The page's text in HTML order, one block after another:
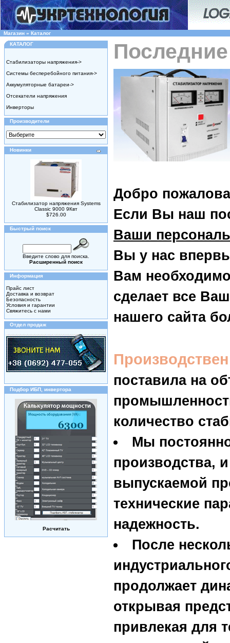
Магазин » Каталог
КАТАЛОГ
Стабилизаторы напряжения->
Системы бесперебойного питания->
Аккумуляторные батареи->
Отсекатели напряжения
Инверторы
Производители
Новинки
Стабилизатор напряжения Systems
Classic 9000 9Квт
$726.00
Быстрый поиск
Введите слово для поиска.
Расширенный поиск
Информация
Прайс лист
Доставка и возврат
Безопасность
Условия и гарантии
Свяжитесь с нами
Отдел продаж
Подбор ИБП, инвертора
Расчитать
Добро
Если Вы наш
Ваши
Вы у нас
Вам
сделает все
нашего сайта
поставила на
количество
Мы
производства,
выпускаемой
технические
надежность.
После
продолжает
открывая
привлекая для